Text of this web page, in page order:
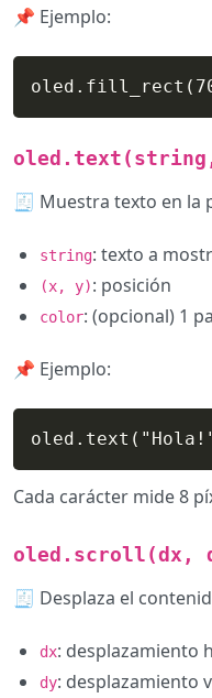
📌 Ejemplo:
🧾 Muestra texto en la
string: texto a
(x, y): posición
color: (opcional) 1
📌 Ejemplo:
Cada carácter mide 8
oled.scroll(dx,
🧾 Desplaza el
dx: desplazamiento
dy: desplazamiento